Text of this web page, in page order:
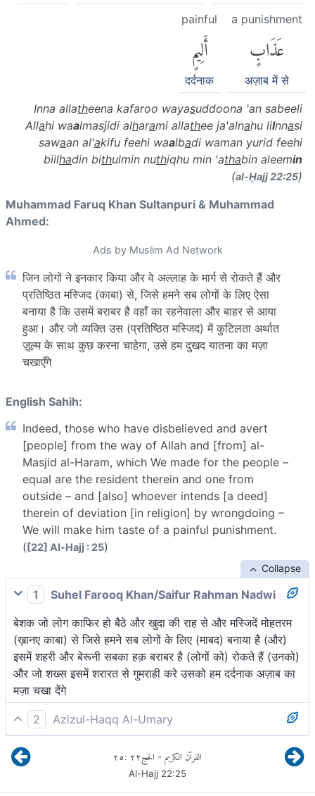
a punishment
عَذَابٍ
अज़ाब में से
painful
أَلِيمٍ
दर्दनाक
Inna allatheena kafaroo wayasuddoona 'an sabeeli
Allahi waalmasjidi alharami allathee ja'alnahu lilnnasi
sawaan al'akifu feehi waalbadi waman yurid feehi
biilhadin bithulmin nuthiqhu min 'athabin aleemin
(al-Ḥajj 22:25)
Muhammad Faruq Khan Sultanpuri & Muhammad
Ahmed:
Ads by Muslim Ad Network
जिन लोगों ने इनकार किया और वे अल्लाह के मार्ग से रोकते हैं और
प्रतिष्ठित मस्जिद (काबा) से, जिसे हमने सब लोगों के लिए ऐसा
बनाया है कि उसमें बराबर है वहाँ का रहनेवाला और बाहर से आया
हुआ। और जो व्यक्ति उस (प्रतिष्ठित मस्जिद) में कुटिलता अर्थात
ज़ूल्म के साथ कुछ करना चाहेगा, उसे हम दुखद यातना का मज़ा
चखाएँगे
English Sahih:
Indeed, those who have disbelieved and avert
[people] from the way of Allah and [from] al-
Masjid al-Haram, which We made for the people –
equal are the resident therein and one from
outside – and [also] whoever intends [a deed]
therein of deviation [in religion] by wrongdoing –
We will make him taste of a painful punishment.
([22] Al-Hajj : 25)
Collapse
1
Suhel Farooq Khan/Saifur Rahman Nadwi
बेशक जो लोग काफिर हो बैठे और खुदा की राह से और मस्जिदें मोहतरम
(ख़ानए काबा) से जिसे हमने सब लोगों के लिए (माबद) बनाया है (और)
इसमें शहरी और बेरूनी सबका हक़ बराबर है (लोगों को) रोकते हैं (उनको)
और जो शख्स इसमें शरारत से गुमराही करे उसको हम दर्दनाक अज़ाब का
मज़ा चखा देंगे
2
Azizul-Haqq Al-Umary
जो काफ़िर हो गये[1] और रोकते हैं अल्लाह की राह से और उस मस्जिदे
ह़राम से, जिसे सबके लिए हमने एक जैसा बना दिया है; उसके वासी हों
अथवा प्रवासी तथा जो उसमें अत्याचार से अधर्म का विचार करेगा, हम
القرآن الكريم - الحج٢٢:٢٥
Al-Hajj22:25